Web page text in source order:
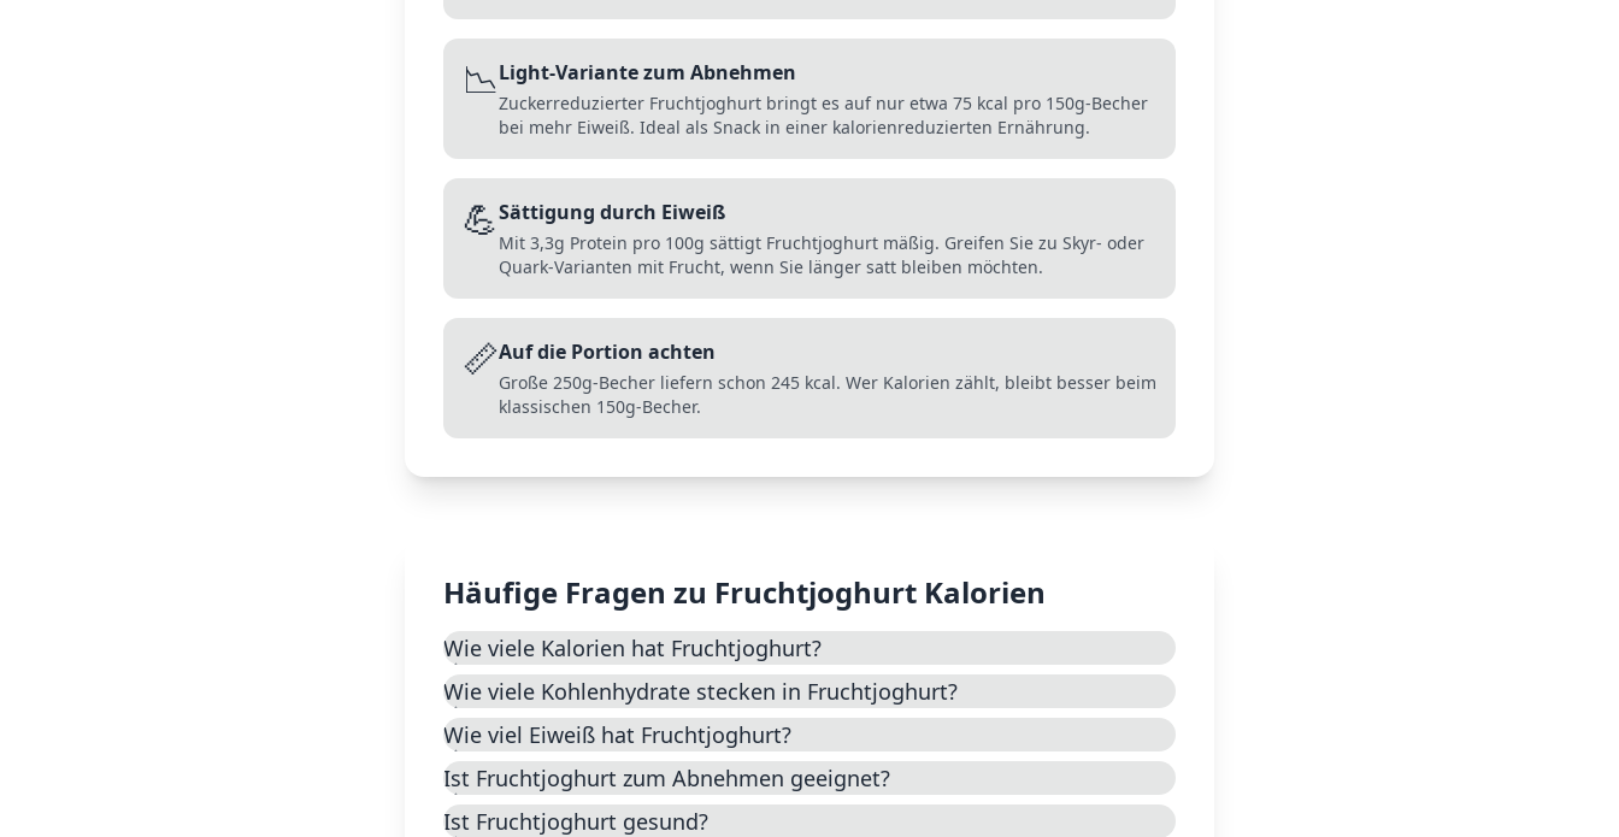
📉Light-Variante zum Abnehmen
Zuckerreduzierter Fruchtjoghurt bringt es auf nur etwa 75 kcal pro 150g-Becher
bei mehr Eiweiß. Ideal als Snack in einer kalorienreduzierten Ernährung.
💪Sättigung durch Eiweiß
Mit 3,3g Protein pro 100g sättigt Fruchtjoghurt mäßig. Greifen Sie zu Skyr- oder
Quark-Varianten mit Frucht, wenn Sie länger satt bleiben möchten.
📏Auf die Portion achten
Große 250g-Becher liefern schon 245 kcal. Wer Kalorien zählt, bleibt besser beim
klassischen 150g-Becher.
Häufige Fragen zu Fruchtjoghurt Kalorien
Wie viele Kalorien hat Fruchtjoghurt?
Wie viele Kohlenhydrate stecken in Fruchtjoghurt?
Wie viel Eiweiß hat Fruchtjoghurt?
Ist Fruchtjoghurt zum Abnehmen geeignet?
Ist Fruchtjoghurt gesund?